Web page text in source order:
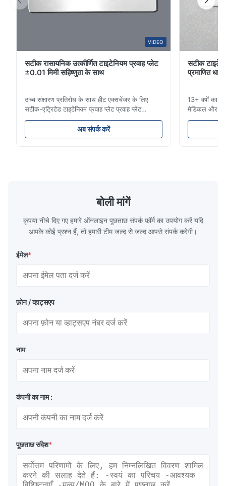
The product is ultra-precision.
Jan 9.2026
Very good quality product, and great service, would definitely
Aaron
Dec 10.2025
VIDEO
सटीक रासायनिक उत्कीर्णित टाइटेनियम प्रवाह प्लेट
±0.01 मिमी सहिष्णुता के साथ
उच्च संक्षारण प्रतिरोध के साथ हीट एक्सचेंजर के लिए
सटीक-एट्रिटेड टाइटेनियम प्रवाह प्लेट प्रवाह प्लेट
अवलोकनसिन्हाइसेन प्रौद्योगिकी प्लास्टिक इंजेक्शन मोल्डिंग,
डाई कास्टिंग और अन्य औद्योगिक अनुप्रयोगों के लिए उच्च
परिशुद्धता रासायनिक रूप से उत्कीर्ण प्रवाह प्लेटों के निर्माण
अब संपर्क करें
सटीक
प्रमाणित धातु
13+ वर्षों का
मेडिकल और
आईएटीएफ-
अनुप्रयोगों के
बोली मांगें
कृपया नीचे दिए गए हमारे ऑनलाइन पूछताछ संपर्क फ़ॉर्म का उपयोग करें यदि
आपके कोई प्रश्न हैं, तो हमारी टीम जल्द से जल्द आपसे संपर्क करेगी।
ईमेल*
फ़ोन / व्हाट्सएप
नाम
कंपनी का नाम :
पूछताछ संदेश*